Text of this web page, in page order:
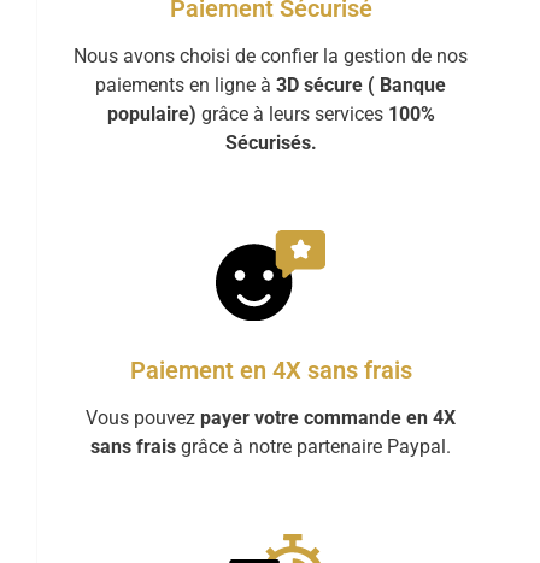
Paiement Sécurisé
Nous avons choisi de confier la gestion de nos
paiements en ligne à 3D sécure ( Banque
populaire) grâce à leurs services 100%
Sécurisés.
Paiement en 4X sans frais
Vous pouvez payer votre commande en 4X
sans frais grâce à notre partenaire Paypal.